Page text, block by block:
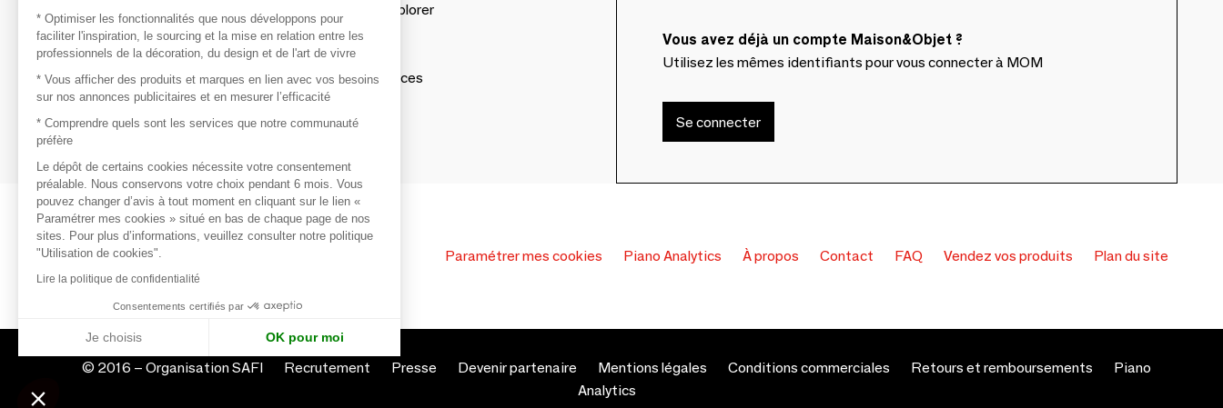
Les produits de milliers de fournisseurs à explorer
S'inspirer
Inspiration et sélections de produits tendances
Contacter
Vous avez déjà un compte Maison&Objet ?
Utilisez les mêmes identifiants pour vous connecter à MOM
Se connecter
Paramétrer mes cookies Piano Analytics À propos Contact FAQ Vendez vos produits Plan du site
© 2016 – Organisation SAFI Recrutement Presse Devenir partenaire Mentions légales Conditions commerciales Retours et remboursements
Piano
Analytics
* Optimiser les fonctionnalités que nous développons pour
faciliter l'inspiration, le sourcing et la mise en relation entre les
professionnels de la décoration, du design et de l'art de vivre
* Vous afficher des produits et marques en lien avec vos besoins
sur nos annonces publicitaires et en mesurer l’efficacité
* Comprendre quels sont les services que notre communauté
préfère
Le dépôt de certains cookies nécessite votre consentement
préalable. Nous conservons votre choix pendant 6 mois. Vous
pouvez changer d’avis à tout moment en cliquant sur le lien «
Paramétrer mes cookies » situé en bas de chaque page de nos
sites. Pour plus d’informations, veuillez consulter notre politique
"Utilisation de cookies".
Lire la politique de confidentialité
Consentements certifiés par
Je choisis OK pour moi
Axeptio consent
Plateforme de Gestion du Consentement : Personnalisez vos Options